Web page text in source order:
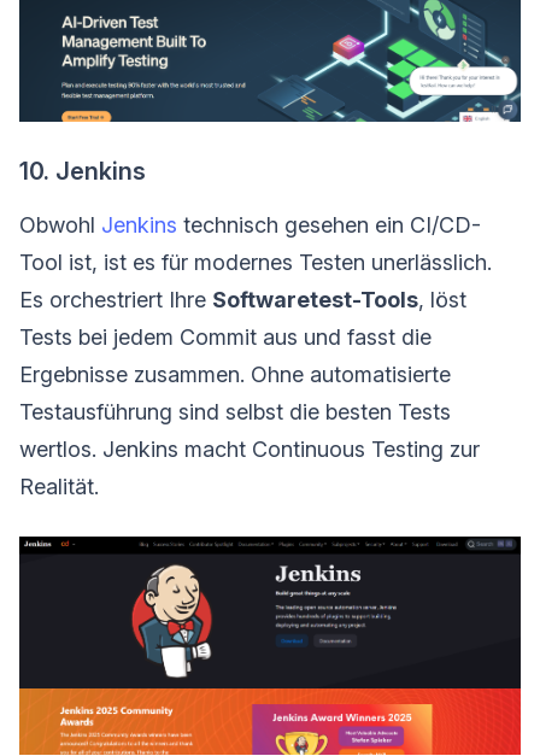
10. Jenkins
Obwohl Jenkins technisch gesehen ein CI/CD-
Tool ist, ist es für modernes Testen unerlässlich.
Es orchestriert Ihre Softwaretest-Tools, löst
Tests bei jedem Commit aus und fasst die
Ergebnisse zusammen. Ohne automatisierte
Testausführung sind selbst die besten Tests
wertlos. Jenkins macht Continuous Testing zur
Realität.